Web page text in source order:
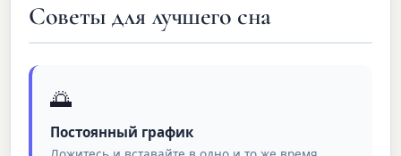
Советы для лучшего сна
🌅
Постоянный график